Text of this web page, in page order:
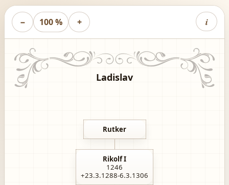
− 100 % + i
Ladislav
Rutker
Rikolf I
1246
+23.3.1288-6.3.1306